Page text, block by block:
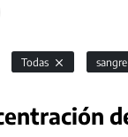
Todas sangre